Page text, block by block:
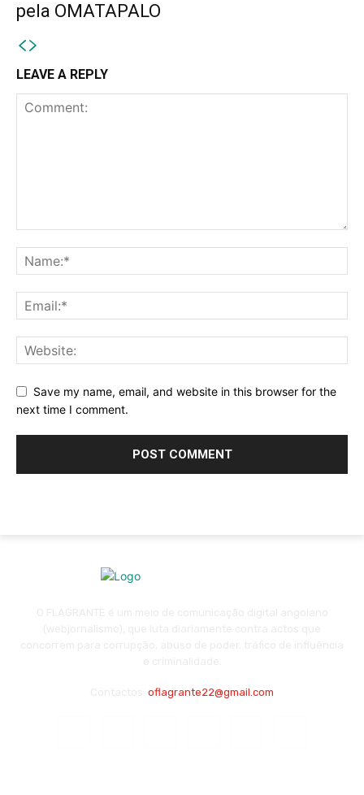
pela OMATAPALO
LEAVE A REPLY
Save my name, email, and website in this browser for the
next time I comment.
oflagrante22@gmail.com